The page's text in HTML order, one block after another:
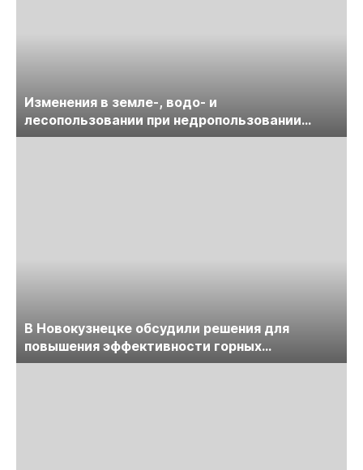
Изменения в земле-, водо- и
лесопользовании при недропользовании
обсудят на семинаре «ПравоТЭК»
В Новокузнецке обсудили решения для
повышения эффективности горных
предприятий